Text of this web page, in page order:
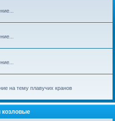
на тему плавучих кранов
козловые